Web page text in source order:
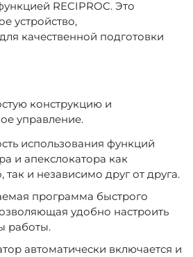
RECIPROC. Это
устройство,
качественной подготовки
конструкцию и
управление.
использования функций
и апекслокатора как
так и независимо друг от друга.
программа быстрого
удобно настроить
работы.
автоматически включается и